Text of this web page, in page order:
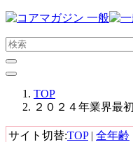
メ
ン
コ
ン
に
TOP
２０２４年業界最
サイト切替:TOP| 全年齢